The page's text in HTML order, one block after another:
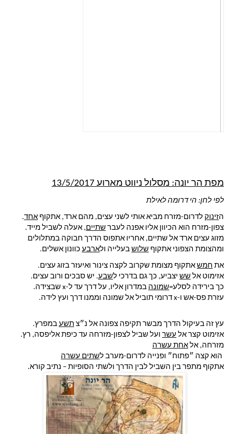
מפת הר יונה: מסלול ניווט מארוע 13/5/2017
לפי לחן: הי דרומה לאילת
הזינוק לדרום-מזרח מביא אותי לשני עצים, מהם ארד, אתקוף אחד.
צפון-מזרח הוא הכיוון אליו אפנה לעבר שתיים , אעלה לשביל מייד.
מזוג עצים ארד אל שתיים, אחריו אתפוס הדרך חבוקה במתלולים
ומהצומת הצפוני אתקוף שלוש בעלייה ולארבע כוונון אשלים.
את חמש אתקוף מצומת שקרוב לקצה צינור ואיעזר בזוג עצים.
אזימוט אל שש יצביע, כך גם בדרכי לשבע. יש סבכים ורוב עצים.
כך בירידה לסלע=שמונה במדרון אליו, על דרך עד ל-x שבצידה.
עזרת פס-אש ו-x דרומי תוביל אל שמונה וממנו דרך ועץ לידה.
עץ זה בעיקול הדרך מבשר תקיפה צפונה אל נ״צ תשע במפרץ.
אזימוט קצר אל עשר ועל שביל לצפון-מזרחה עד כיפת אליפסה, רץ.
מזרחה, אל אחת עשרה
הוא קצה ״פתוח״ ופנייה לדרום-מערב לשתים עשרה
אתקוף מתפר בין השביל לבין הדרך ולשתי הסופיות – נתיב קורא.